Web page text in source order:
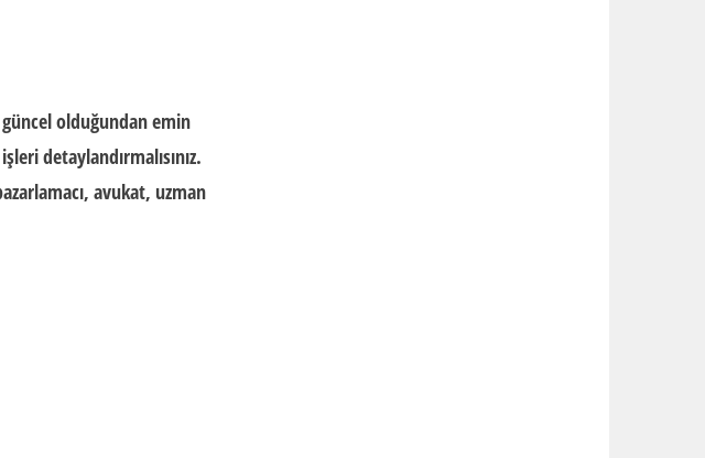
olduğundan emin
detaylandırmalısınız.
avukat, uzman